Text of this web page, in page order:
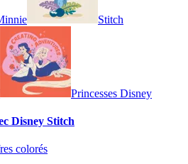
Stitch
Princesses Disney
Disney Stitch
colorés